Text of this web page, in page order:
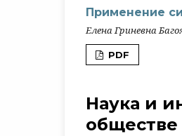
Применение
Елена Гриневна
PDF
Наука и
обществе